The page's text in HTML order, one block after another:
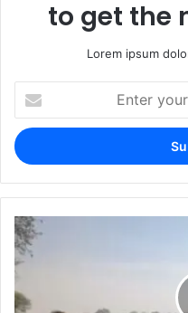
to get the
Lorem ipsum